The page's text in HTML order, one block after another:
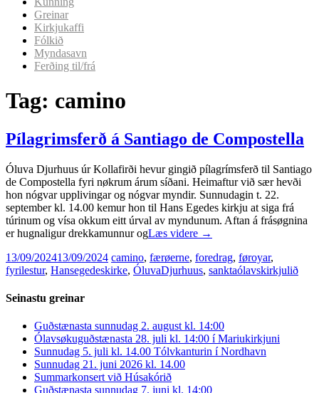
Greinar
Kirkjukaffi
Fólkið
Myndasavn
Ferðing til/frá
Tag: camino
Pílagrimsferð á Santiago de Compostella
Óluva Djurhuus úr Kollafirði hevur gingið pílagrímsferð til Santiago
de Compostella fyri nøkrum árum síðani. Heimaftur við sær hevði
hon nógvar upplivingar og nógvar myndir. Sunnudagin t. 22.
september kl. 14.00 kemur hon til Hans Egedes kirkju at siga frá
túrinum og vísa okkum eitt úrval av myndunum. Aftan á frásøgnina
er hugnaligur drekkamunnur ogLæs videre →
13/09/202413/09/2024 camino, færøerne, foredrag, føroyar,
fyrilestur, Hansegedeskirke, ÓluvaDjurhuus, sanktaólavskirkjulið
Seinastu greinar
Guðstænasta sunnudag 2. august kl. 14:00
Ólavsøkuguðstænasta 28. juli kl. 14:00 í Mariukirkjuni
Sunnudag 5. juli kl. 14.00 Tólvkanturin í Nordhavn
Sunnudag 21. juni 2026 kl. 14.00
Summarkonsert við Húsakórið
Guðstænasta sunnudag 7. juni kl. 14:00